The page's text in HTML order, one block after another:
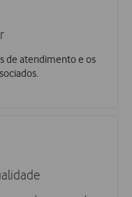
de atendimento e os